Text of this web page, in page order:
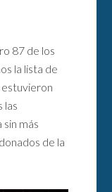
87 de los
la lista de
las
más
de la